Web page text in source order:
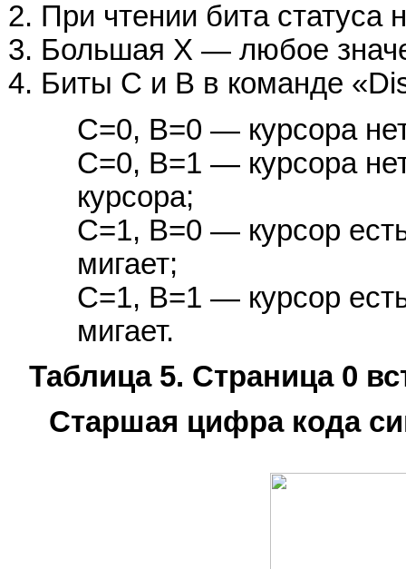
При чтении бита статуса
Большая Х — любое
Биты C и B в команде
C=0, B=0 — курсора
C=0, B=1 — курсора
курсора;
C=1, B=0 — курсор
мигает;
C=1, B=1 — курсор
мигает.
Таблица 5. Страница 0
Старшая цифра кода